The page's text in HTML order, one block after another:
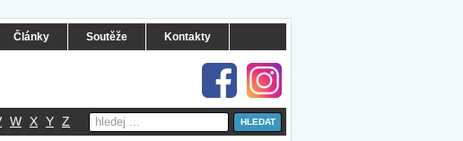
Články Soutěže Kontakty
W X Y Z